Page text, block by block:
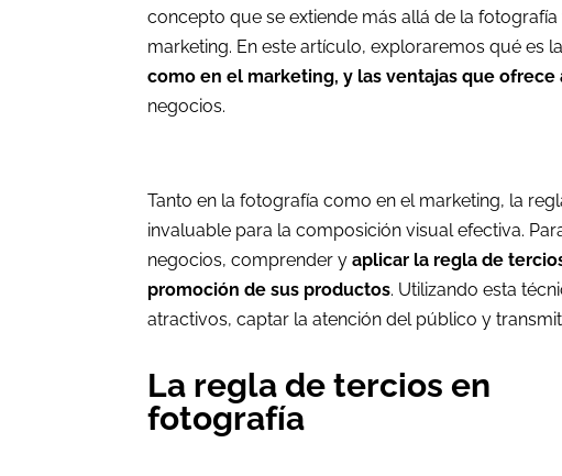
concepto que se extiende más allá de la
marketing. En este artículo, exploraremos qué es
como en el marketing, y las ventajas que ofrece
negocios.
Tanto en la fotografía como en el marketing, la
invaluable para la composición visual efectiva.
negocios, comprender yaplicar la regla de
promoción de sus productos. Utilizando esta
atractivos, captar la atención del público y
La regla de tercios en
fotografía